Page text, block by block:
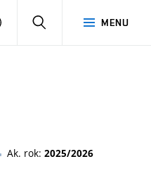
MENU
PŘIHLÁŠENÍ
Ak. rok: 2025/2026